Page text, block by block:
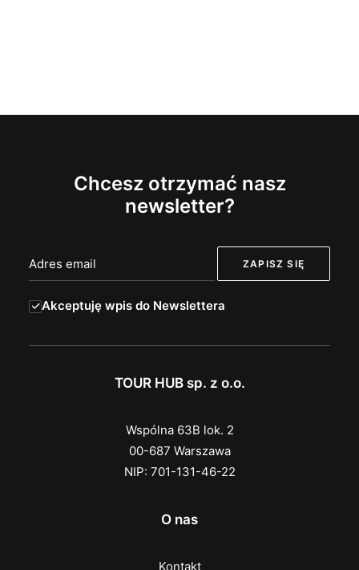
Chcesz otrzymać nasz
newsletter?
Akceptuję wpis do Newslettera
TOUR HUB sp. z o.o.
Wspólna 63B lok. 2
00-687 Warszawa
NIP: 701-131-46-22
O nas
Kontakt